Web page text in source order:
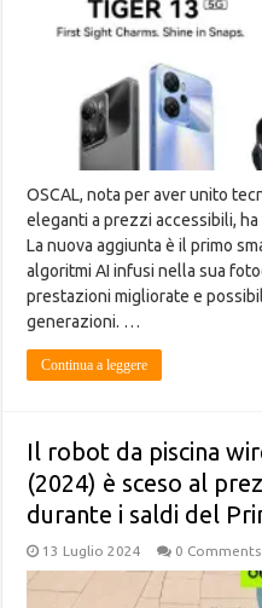
OSCAL, nota per aver unito
eleganti a prezzi accessibili, ha
La nuova aggiunta è il primo
algoritmi AI infusi nella sua
prestazioni migliorate e
generazioni. …
Continua a leggere
Il robot da piscina
(2024) è sceso al
durante i saldi del
13 Luglio 2024 0 Comments